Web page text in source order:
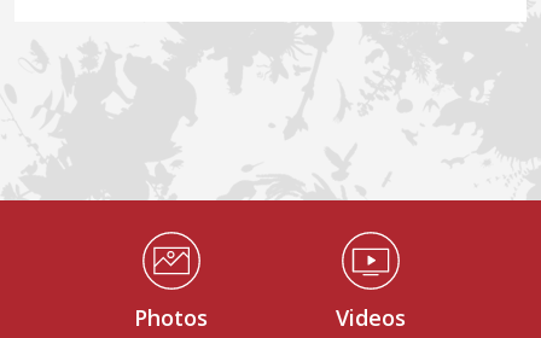
Médiathèque Footer
Photos Videos